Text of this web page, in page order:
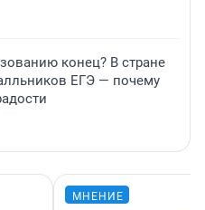
конец? В стране
ЕГЭ — почему
МНЕНИЕ